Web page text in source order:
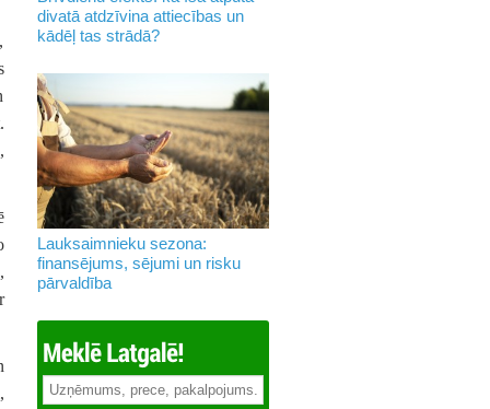
divatā atdzīvina attiecības un
kādēļ tas strādā?
Lauksaimnieku sezona:
finansējums, sējumi un risku
pārvaldība